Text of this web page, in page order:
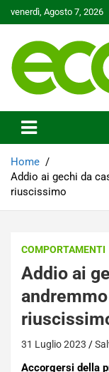
to
venerdì, Agosto 7, 2026
Ecoo.it
Home
Addio ai gechi da
riuscissimo
COMPORTAMENTI
Addio ai
31 Luglio 2023
Accorgersi della